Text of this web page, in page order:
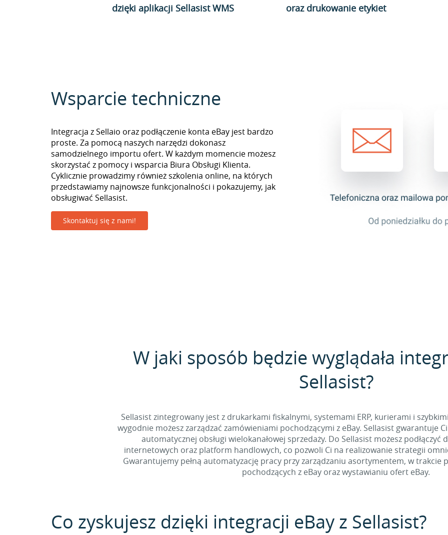
dzięki aplikacji Sellasist WMS
oraz drukowanie etykiet
Wsparcie techniczne
Integracja z Sellaio oraz podłączenie konta eBay jest bardzo
proste. Za pomocą naszych narzędzi dokonasz
samodzielnego importu ofert. W każdym momencie możesz
skorzystać z pomocy i wsparcia Biura Obsługi Klienta.
Cyklicznie prowadzimy również szkolenia online, na których
przedstawiamy najnowsze funkcjonalności i pokazujemy, jak
obsługiwać Sellasist.
Skontaktuj się z nami!
W jaki sposób będzie wyglądała
Sellasist?
Sellasist zintegrowany jest z drukarkami fiskalnymi, systemami ERP, kurierami i
wygodnie możesz zarządzać zamówieniami pochodzącymi z eBay. Sellasist gwarantuje
automatycznej obsługi wielokanałowej sprzedaży. Do Sellasist możesz podłączyć
internetowych oraz platform handlowych, co pozwoli Ci na realizowanie strategii
Gwarantujemy pełną automatyzację pracy przy zarządzaniu asortymentem, w trakcie
pochodzących z eBay oraz wystawianiu ofert eBay.
Co zyskujesz dzięki integracji eBay z Sellasist?